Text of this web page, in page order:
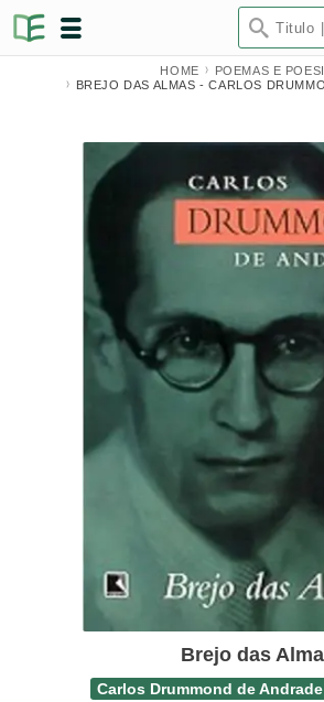
HOME
POEMAS E
BREJO DAS ALMAS - CARLOS
Brejo das
Carlos Drummond de Andrade